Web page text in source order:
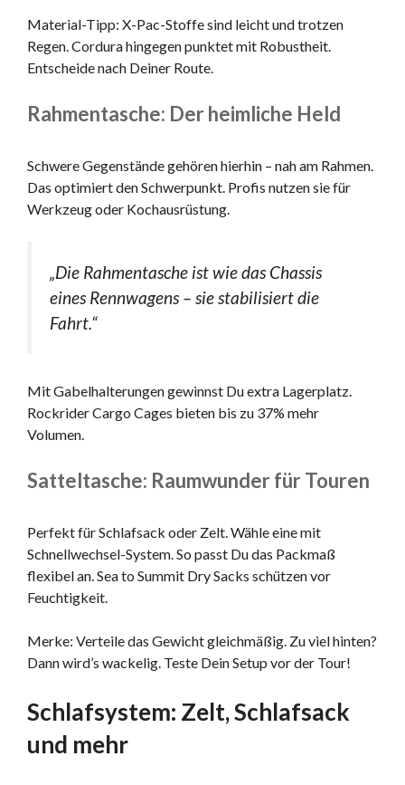
Material-Tipp: X-Pac-Stoffe sind leicht und trotzen
Regen. Cordura hingegen punktet mit Robustheit.
Entscheide nach Deiner Route.
Rahmentasche: Der heimliche Held
Schwere Gegenstände gehören hierhin – nah am Rahmen.
Das optimiert den Schwerpunkt. Profis nutzen sie für
Werkzeug oder Kochausrüstung.
„Die Rahmentasche ist wie das Chassis
eines Rennwagens – sie stabilisiert die
Fahrt.“
Mit Gabelhalterungen gewinnst Du extra Lagerplatz.
Rockrider Cargo Cages bieten bis zu 37% mehr
Volumen.
Satteltasche: Raumwunder für Touren
Perfekt für Schlafsack oder Zelt. Wähle eine mit
Schnellwechsel-System. So passt Du das Packmaß
flexibel an. Sea to Summit Dry Sacks schützen vor
Feuchtigkeit.
Merke: Verteile das Gewicht gleichmäßig. Zu viel hinten?
Dann wird’s wackelig. Teste Dein Setup vor der Tour!
Schlafsystem: Zelt, Schlafsack
und mehr